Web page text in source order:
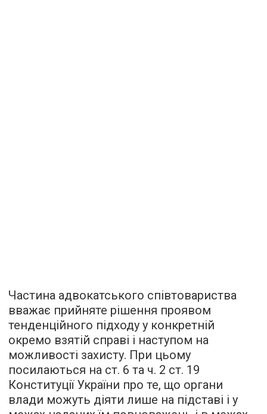
Частина адвокатського співтовариства
вважає прийняте рішення проявом
тенденційного підходу у конкретній
окремо взятій справі і наступом на
можливості захисту. При цьому
посилаються на ст. 6 та ч. 2 ст. 19
Конституції України про те, що органи
влади можуть діяти лише на підставі і у